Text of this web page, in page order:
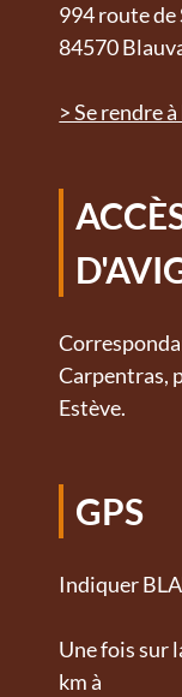
994 route de
84570
> Se rendre
Carpentras,
Estève.
GPS
Indiquer
Une fois sur
km à